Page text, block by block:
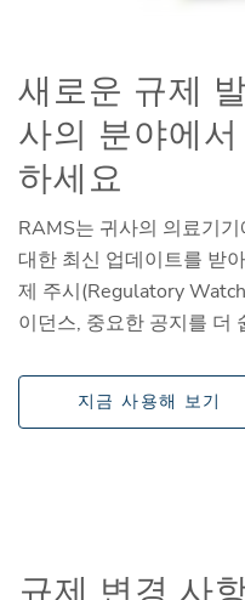
새로운 규제
사의 분야에
하세요
RAMS는 귀사의 의료기
대한 최신 업데이트를 받
제 주시(Regulatory
이던스, 중요한 공지를 더
지금 사용해 보기